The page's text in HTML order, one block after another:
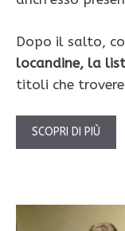
Dopo il salto,
locandine, la
titoli che
SCOPRI DI PIÙ